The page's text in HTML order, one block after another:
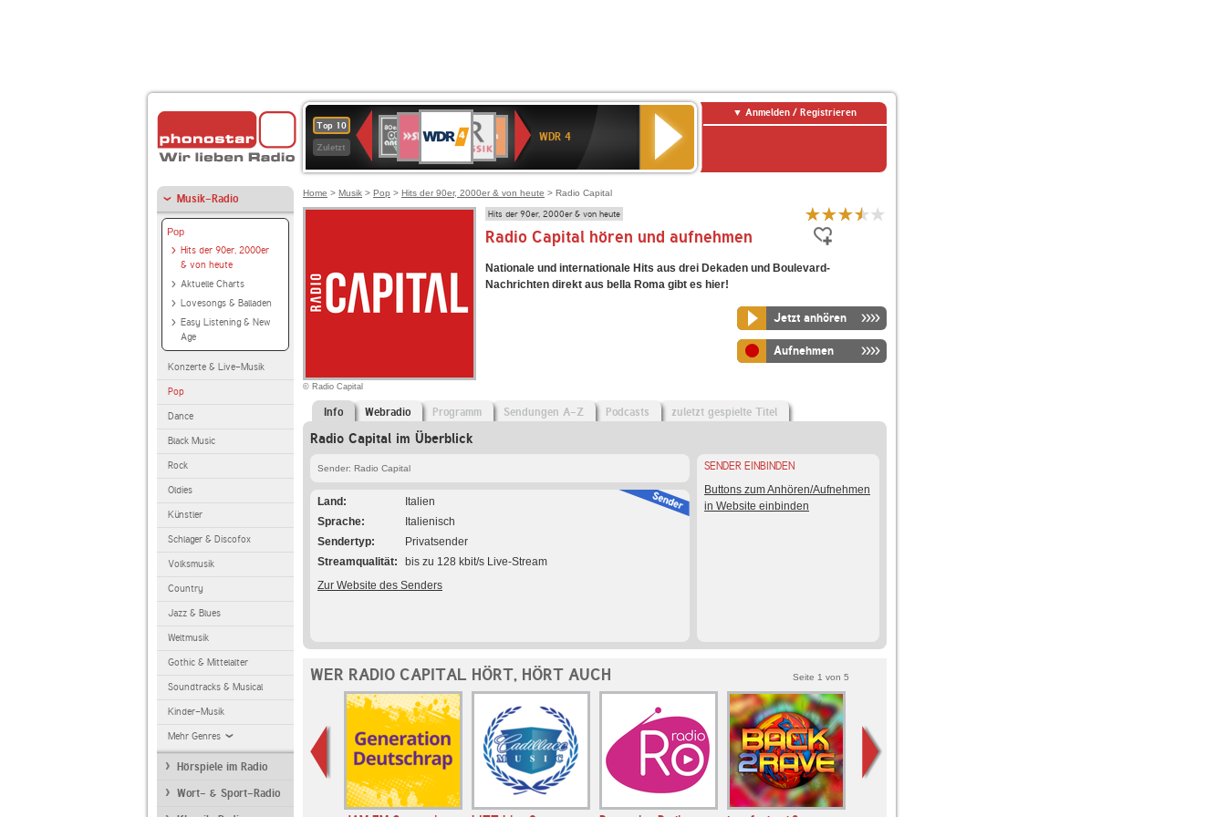
Top 10
Zuletzt
Deutschlandfunk
80er
90er
OLDIE
ANTENNE
4
KLASSIK
Deutschlandfunk
Kultur
Kultur
2
WDR 4
Anmelden / Registrieren
Musik-Radio
Pop
Hits der 90er, 2000er
& von heute
Aktuelle Charts
Lovesongs & Balladen
Easy Listening & New
Age
Konzerte & Live-Musik
Pop
Dance
Black Music
Rock
Oldies
Künstler
Schlager & Discofox
Volksmusik
Country
Jazz & Blues
Weltmusik
Gothic & Mittelalter
Soundtracks & Musical
Kinder-Musik
Mehr Genres
Hörspiele im Radio
Wort- & Sport-Radio
Home > Musik > Pop > Hits der 90er, 2000er & von heute > Radio Capital
© Radio Capital
Hits der 90er, 2000er & von heute
Radio Capital hören und aufnehmen
Nationale und internationale Hits aus drei Dekaden und Boulevard-
Nachrichten direkt aus bella Roma gibt es hier!
Jetzt anhören
Aufnehmen
Info Webradio Programm Sendungen A-Z Podcasts zuletzt gespielte Titel
Radio Capital im Überblick
Sender: Radio Capital
Land
Italien
Sprache
Italienisch
Sendertyp
Privatsender
Streamqualität
bis zu 128 kbit/s Live-Stream
Zur Website des Senders
SENDER EINBINDEN
Buttons zum Anhören/Aufnehmen
in Website einbinden
WER RADIO CAPITAL HÖRT, HÖRT AUCH Seite 1 von 5